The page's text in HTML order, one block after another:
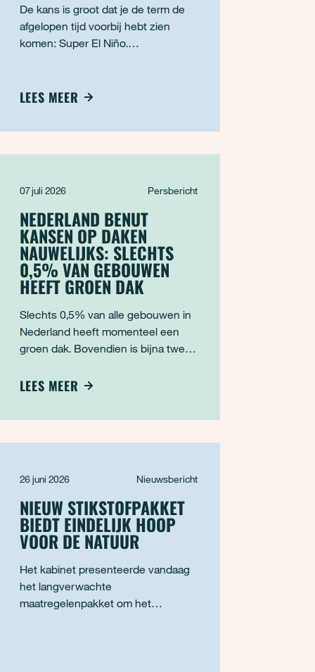
De kans is groot dat je de term de
afgelopen tijd voorbij hebt zien
komen: Super El Niño.
de gaten, omdat het wereldwijd
LEES MEER
07 juli 2026 Persbericht
NEDERLAND BENUT
KANSEN OP DAKEN
NAUWELIJKS: SLECHTS
0,5% VAN GEBOUWEN
HEEFT GROEN DAK
Slechts 0,5% van alle gebouwen in
Nederland heeft momenteel een
groen dak. Bovendien is bijna twee
kleiner dan 25 vierkante meter.
LEES MEER
26 juni 2026 Nieuwsbericht
NIEUW STIKSTOFPAKKET
BIEDT EINDELIJK HOOP
VOOR DE NATUUR
Het kabinet presenteerde vandaag
het langverwachte
maatregelenpakket om het